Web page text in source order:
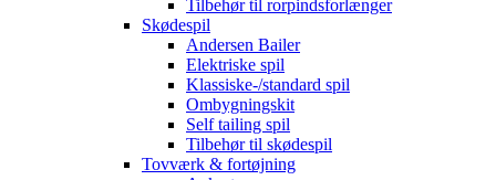
Tilbehør til rorpindsforlænger
Skødespil
Andersen Bailer
Elektriske spil
Klassiske-/standard spil
Ombygningskit
Self tailing spil
Tilbehør til skødespil
Tovværk & fortøjning